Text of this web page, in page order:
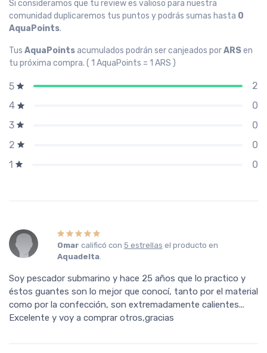
Si consideramos que tu review es valioso para nuestra
comunidad duplicaremos tus puntos y podrás sumas hasta 0
AquaPoints.
Tus AquaPointsacumulados podrán ser canjeados porARSen
tu próxima compra. ( 1 AquaPoints = 1 ARS )
5
2
4
0
3
0
2
0
1
0
Omar calificó con 5 estrellas el producto en
Aquadelta.
Soy pescador submarino y hace 25 años que lo practico y
éstos guantes son lo mejor que conocí, tanto por el material
como por la confección, son extremadamente calientes...
Excelente y voy a comprar otros,gracias